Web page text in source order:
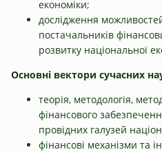
економіки;
дослідження
постачальників
розвитку національної
Основні вектори сучасних
теорія, методологія,
фінансового
провідних галузей
фінансові механізми та